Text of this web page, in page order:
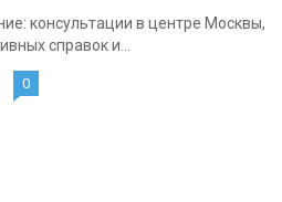
консультации в центре Москвы,
справок и...
0